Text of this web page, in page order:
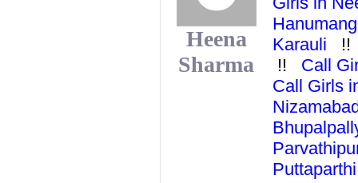
Heena
Sharma
Karauli
!! Call
Call Girls